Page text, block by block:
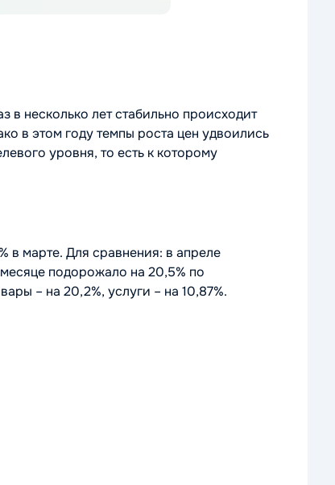
в несколько лет стабильно происходит
в этом году темпы роста цен удвоились
уровня, то есть к которому
в марте. Для сравнения: в апреле
подорожало на 20,5% по
– на 20,2%, услуги – на 10,87%.